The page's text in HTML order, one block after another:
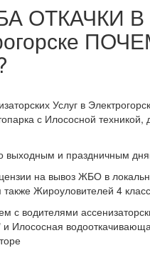
ОТКАЧКИ В
Услуг в
с Илососной техникой,
выходным и праздничным
на вывоз ЖБО в
Жироуловителей 4
с водителями
и Илососная